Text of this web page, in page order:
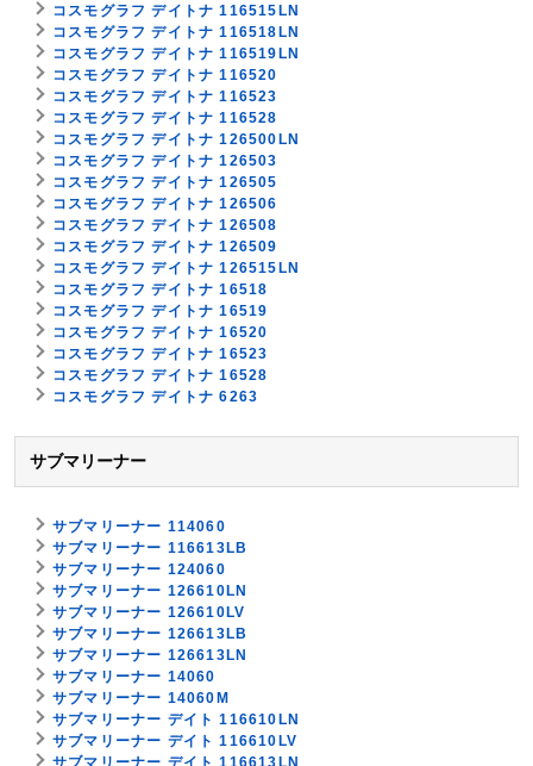
コスモグラフ デイトナ 116515LN
コスモグラフ デイトナ 116518LN
コスモグラフ デイトナ 116519LN
コスモグラフ デイトナ 116520
コスモグラフ デイトナ 116523
コスモグラフ デイトナ 116528
コスモグラフ デイトナ 126500LN
コスモグラフ デイトナ 126503
コスモグラフ デイトナ 126505
コスモグラフ デイトナ 126506
コスモグラフ デイトナ 126508
コスモグラフ デイトナ 126509
コスモグラフ デイトナ 126515LN
コスモグラフ デイトナ 16518
コスモグラフ デイトナ 16519
コスモグラフ デイトナ 16520
コスモグラフ デイトナ 16523
コスモグラフ デイトナ 16528
コスモグラフ デイトナ 6263
サブマリーナー
サブマリーナー 114060
サブマリーナー 116613LB
サブマリーナー 124060
サブマリーナー 126610LN
サブマリーナー 126610LV
サブマリーナー 126613LB
サブマリーナー 126613LN
サブマリーナー 14060
サブマリーナー 14060M
サブマリーナー デイト 116610LN
サブマリーナー デイト 116610LV